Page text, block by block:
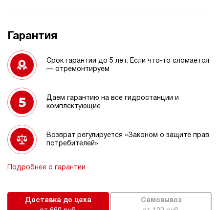
Гарантия
Срок гарантии до 5 лет. Если что-то сломается
— отремонтируем
Даем гарантию на все гидростанции и
комплектующие
Возврат регулируется «Законом о защите прав
потребителей»
Подробнее о гарантии
Доставка до цеха
Самовывоз